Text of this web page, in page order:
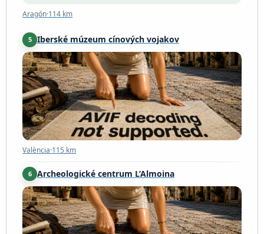
Aragón·114 km
5 Iberské múzeum cínových vojakov
València·115 km
València·115 km
6 Archeologické centrum L’Almoina
València·115 km